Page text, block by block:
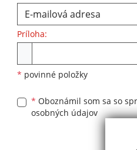
Príloha:
* povinné položky
* Oboznámil som sa so
osobných údajov